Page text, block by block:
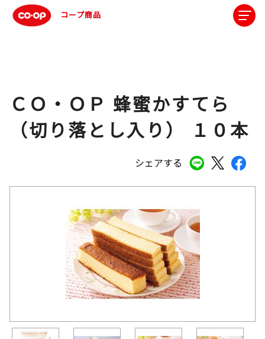
コープ商品
シェアする
ＣＯ・ＯＰ 蜂蜜かすてら
（切り落とし入り） １０本